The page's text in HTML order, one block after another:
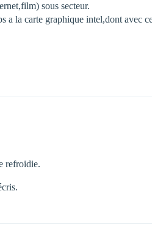
sous secteur.
a la carte graphique intel,dont avec
refroidie.